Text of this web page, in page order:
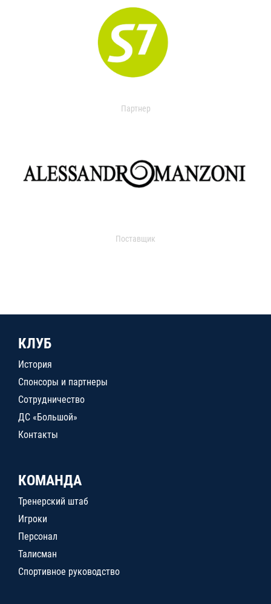
Партнер
Поставщик
КЛУБ
История
Спонсоры и партнеры
Сотрудничество
ДС «Большой»
Контакты
КОМАНДА
Тренерский штаб
Игроки
Персонал
Талисман
Спортивное руководство